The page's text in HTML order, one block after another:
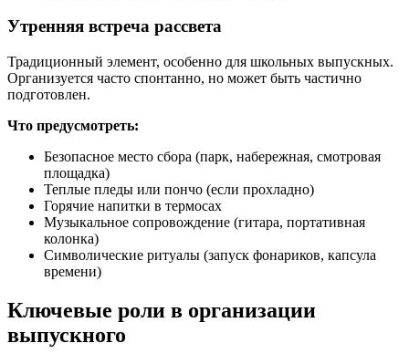
Утренняя встреча рассвета
Традиционный элемент, особенно для школьных выпускных.
Организуется часто спонтанно, но может быть частично
подготовлен.
Что предусмотреть:
Безопасное место сбора (парк, набережная, смотровая
площадка)
Теплые пледы или пончо (если прохладно)
Горячие напитки в термосах
Музыкальное сопровождение (гитара, портативная
колонка)
Символические ритуалы (запуск фонариков, капсула
времени)
Ключевые роли в организации
выпускного